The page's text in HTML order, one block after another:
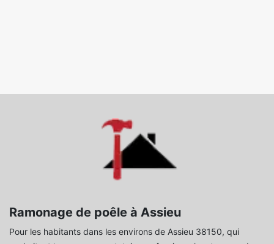
Ramonage de poêle à Assieu
Pour les habitants dans les environs de Assieu 38150, qui